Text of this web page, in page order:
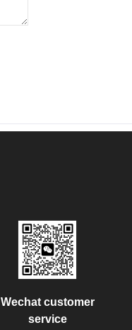
Wechat customer
service